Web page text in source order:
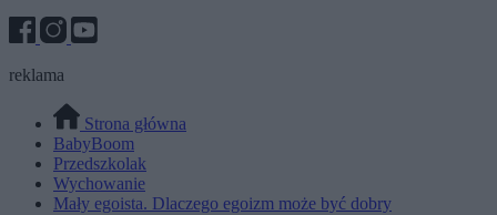
reklama
Strona główna
BabyBoom
Przedszkolak
Wychowanie
Mały egoista. Dlaczego egoizm może być dobry